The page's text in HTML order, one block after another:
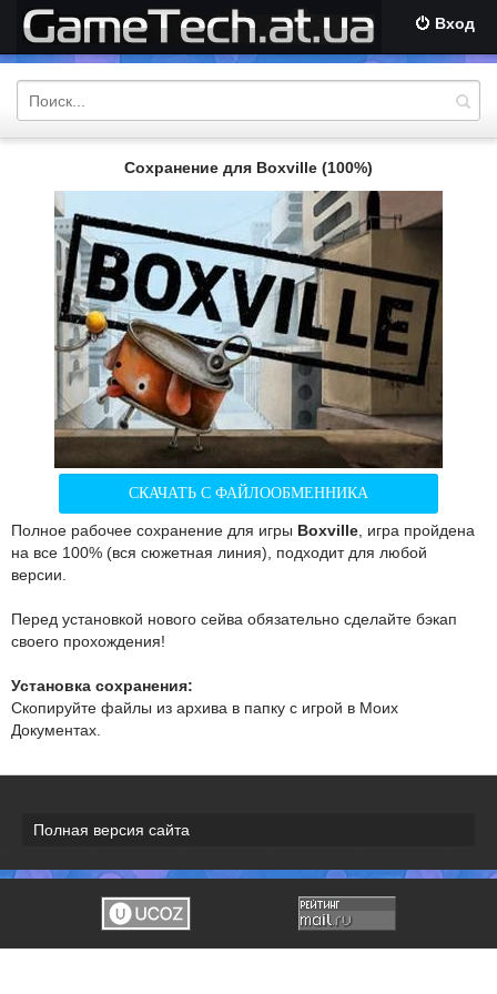
Вход
Сохранение для Boxville (100%)
СКАЧАТЬ С ФАЙЛООБМЕННИКА
Полное рабочее сохранение для игры Boxville , игра пройдена
на все 100% (вся сюжетная линия), подходит для любой
версии.
Перед установкой нового сейва обязательно сделайте бэкап
своего прохождения!
Установка сохранения:
Скопируйте файлы из архива в папку с игрой в Моих
Документах.
Полная версия сайта